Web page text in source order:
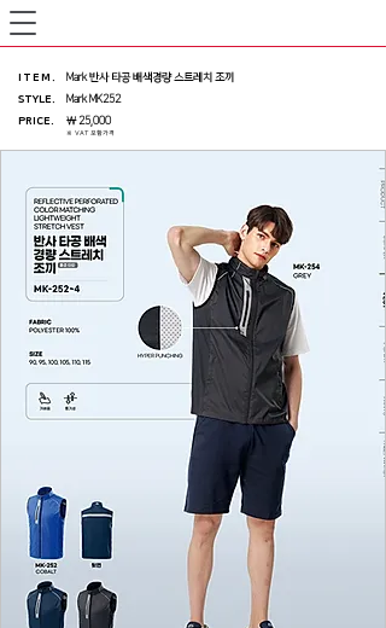
ITEM .
Mark 반사 타공 배색경량 스트레치 조끼
STYLE.
Mark MK252
PRICE.
※ VAT 포함가격
￦ 25,000